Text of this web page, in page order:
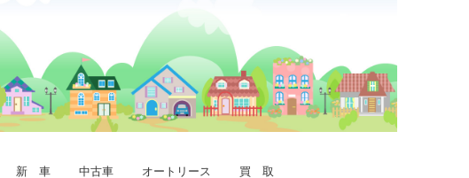
新 車 中古車 オートリース 買 取